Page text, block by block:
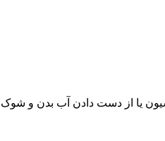
یا از دست دادن آب بدن و شوک